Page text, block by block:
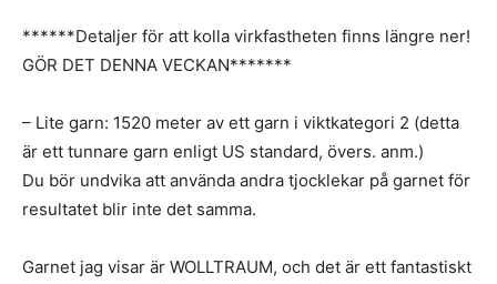
******Detaljer för att kolla virkfastheten finns längre ner!
GÖR DET DENNA VECKAN*******
– Lite garn: 1520 meter av ett garn i viktkategori 2 (detta
är ett tunnare garn enligt US standard, övers. anm.)
Du bör undvika att använda andra tjocklekar på garnet för
resultatet blir inte det samma.
Garnet jag visar är WOLLTRAUM, och det är ett fantastiskt